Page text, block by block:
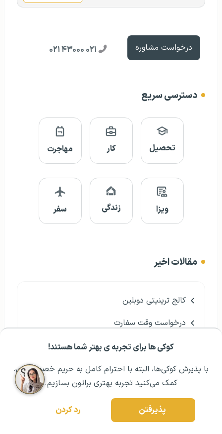
کوکی ها برای تجربه ی بهتر شما هستند!
با پذیرش کوکی‌ها، البته با احترام کامل به حریم خصوصیتون،
کمک می‌کنید تجربه بهتری براتون بسازیم.
پذیرفتن رد کردن
مشــاوره اولیه رایگان: ۰۲۱ ۴۳۰۰۰ ۰۲۱ رزرو مشاوره تخصصی
درخواست مشاوره ۰۲۱ ۴۳۰۰۰ ۰۲۱
دسترسی سریع
تحصیل کار مهاجرت
ویزا زندگی سفر
مقالات اخیر
کالج ترینیتی دوبلین
درخواست وقت سفارت
تحصیل در مالزی بدون مدرک زبان
دانشگاه های برتر ارمنستان
مهاجرت بازنشستگان به خارج از کشور
گرجستان یا بلغارستان؟